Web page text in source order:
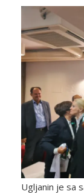
Ugljanin je sa